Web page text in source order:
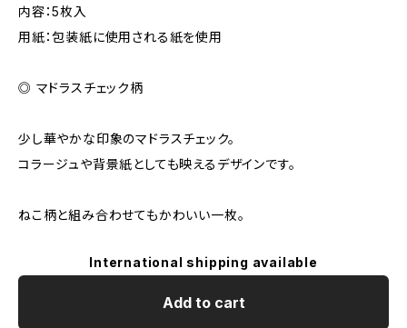
内容：5枚入
用紙：包装紙に使用される紙を使用
◎ マドラスチェック柄
少し華やかな印象のマドラスチェック。
コラージュや背景紙としても映えるデザインです。
ねこ柄と組み合わせてもかわいい一枚。
International shipping available
Add to cart